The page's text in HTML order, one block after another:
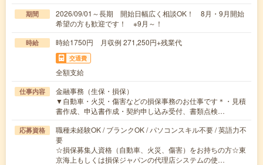
期間
2026/09/01～長期 開始日幅広く相談OK！ 8月・9月開始
希望の方も歓迎です！ ※9月～！
時給 時給1750円 月収例 271,250円+残業代
交通費
全額支給
仕事内容
金融事務（生保・損保）
▼自動車・火災・傷害などの損保事務のお仕事です＊・見積
書作成、申込書作成・契約申し込み受付、書類点検…
応募資格
職種未経験OK / ブランクOK / パソコンスキル不要 / 英語力不
要
☆損保募集人資格（自動車、火災、傷害）をお持ちの方☆東
京海上もしくは損保ジャパンの代理店システムの使…